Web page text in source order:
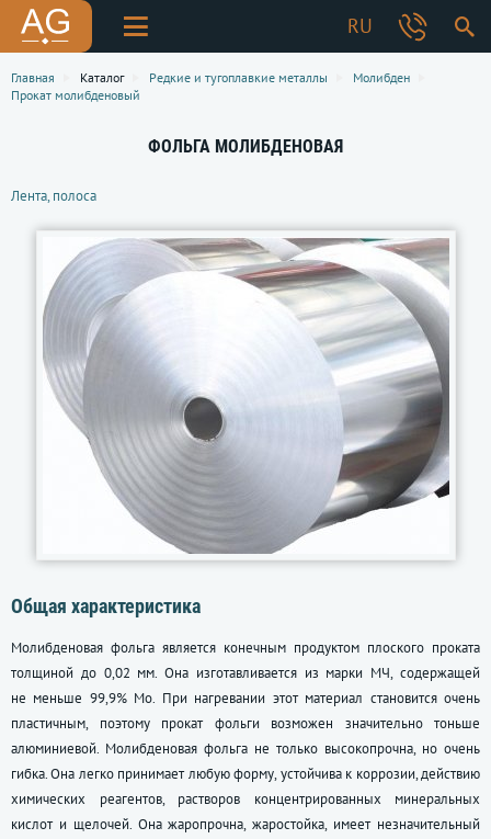
RU
Главная Каталог Редкие и тугоплавкие металлы
Молибден
Прокат молибденовый
ФОЛЬГА МОЛИБДЕНОВАЯ
Лента, полоса
Общая характеристика
Молибденовая фольга является конечным продуктом плоского проката
толщиной до 0,02 мм. Она изготавливается из марки МЧ, содержащей
не меньше 99,9% Мо. При нагревании этот материал становится очень
пластичным, поэтому прокат фольги возможен значительно тоньше
алюминиевой. Молибденовая фольга не только высокопрочна, но очень
гибка. Она легко принимает любую форму, устойчива к коррозии, действию
химических реагентов, растворов концентрированных минеральных
кислот и щелочей. Она жаропрочна, жаростойка, имеет незначительный